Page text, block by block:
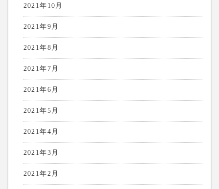
2021年10月
2021年9月
2021年8月
2021年7月
2021年6月
2021年5月
2021年4月
2021年3月
2021年2月